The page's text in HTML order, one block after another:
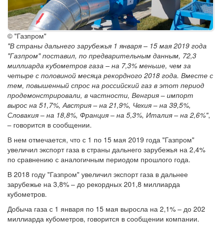
© "Газпром"
"В страны дальнего зарубежья 1 января – 15 мая 2019 года
"Газпром" поставил, по предварительным данным, 72,3
миллиарда кубометров газа – на 7,3% меньше, чем за
четыре с половиной месяца рекордного 2018 года. Вместе с
тем, повышенный спрос на российский газ в этот период
продемонстрировали, в частности, Венгрия – импорт
вырос на 51,7%, Австрия – на 21,9%, Чехия – на 39,5%,
Словакия – на 18,8%, Франция – на 5,3%, Италия – на 2,6%",
– говорится в сообщении.
В нем отмечается, что с 1 по 15 мая 2019 года "Газпром"
увеличил экспорт газа в страны дальнего зарубежья на 2,4%
по сравнению с аналогичным периодом прошлого года.
В 2018 году "Газпром" увеличил экспорт газа в дальнее
зарубежье на 3,8% – до рекордных 201,8 миллиарда
кубометров.
Добыча газа с 1 января по 15 мая выросла на 2,1% – до 202
миллиарда кубометров, говорится в сообщении компании.